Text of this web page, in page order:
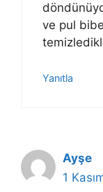
ve pul
Yanıtla
Ayşe
1